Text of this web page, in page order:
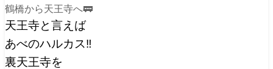
鶴橋から天王寺へ🚃
天王寺と言えば
あべのハルカス‼️
裏天王寺を